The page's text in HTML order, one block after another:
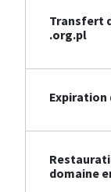
Transfert
.org.pl
Expiration
domaine